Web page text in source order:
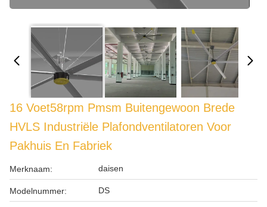
16 Voet58rpm Pmsm Buitengewoon Brede
HVLS Industriële Plafondventilatoren Voor
Pakhuis En Fabriek
Merknaam: daisen
Modelnummer: DS